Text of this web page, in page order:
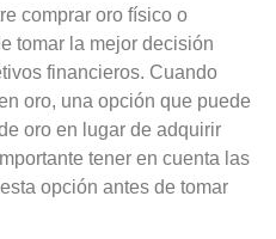
comprar oro físico o
tomar la mejor decisión
financieros. Cuando
oro, una opción que puede
oro en lugar de adquirir
tener en cuenta las
opción antes de tomar